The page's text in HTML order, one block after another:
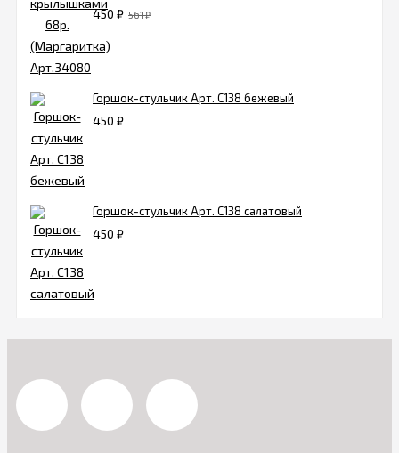
450 ₽ 561₽
Горшок-стульчик Арт. C138 бежевый
450 ₽
Горшок-стульчик Арт. C138 салатовый
450 ₽